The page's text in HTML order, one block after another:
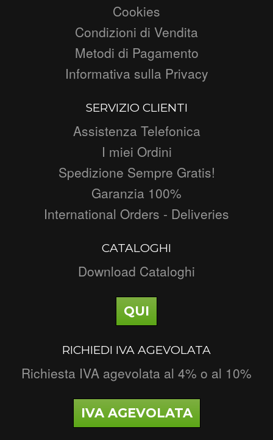
Cookies
Condizioni di Vendita
Metodi di Pagamento
Informativa sulla Privacy
SERVIZIO CLIENTI
Assistenza Telefonica
I miei Ordini
Spedizione Sempre Gratis!
Garanzia 100%
International Orders - Deliveries
CATALOGHI
Download Cataloghi
QUI
RICHIEDI IVA AGEVOLATA
Richiesta IVA agevolata al 4% o al 10%
IVA AGEVOLATA